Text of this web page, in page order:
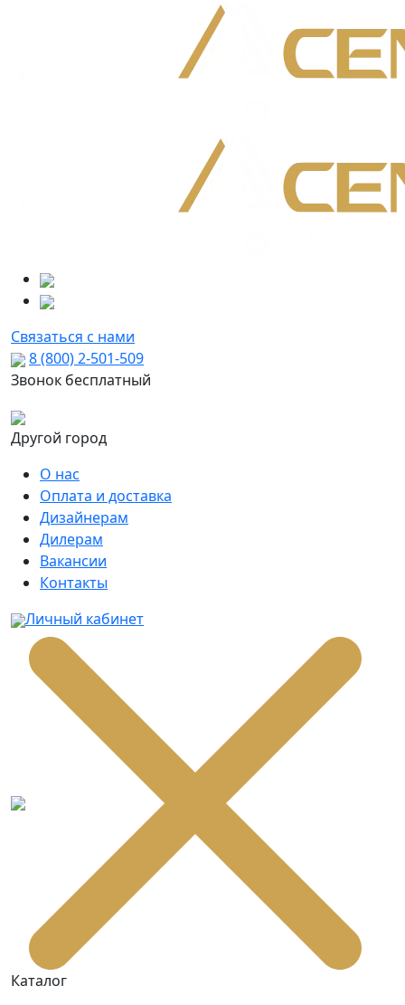
Связаться с нами
8 (800) 2-501-509
Звонок бесплатный
Другой город
О нас
Оплата и доставка
Дизайнерам
Дилерам
Вакансии
Контакты
Личный кабинет
Каталог